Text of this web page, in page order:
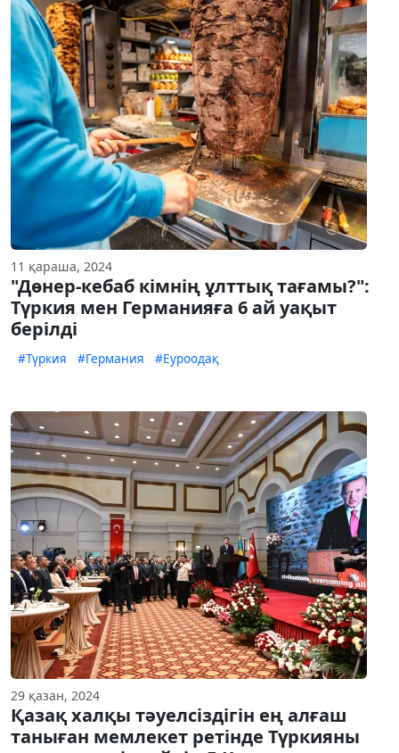
11 қараша, 2024
"Дөнер-кебаб кімнің ұлттық тағамы?":
Түркия мен Германияға 6 ай уақыт
берілді
#Түркия #Германия #Еуроодақ
29 қазан, 2024
Қазақ халқы тәуелсіздігін ең алғаш
таныған мемлекет ретінде Түркияны